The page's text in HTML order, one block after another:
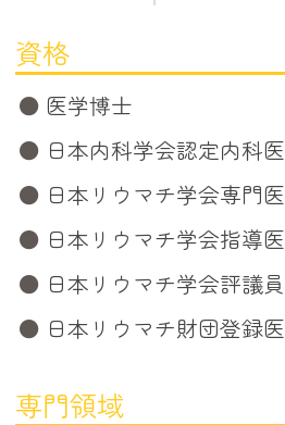
資格
医学博士
日本内科学会認定内科医
日本リウマチ学会専門医
日本リウマチ学会指導医
日本リウマチ学会評議員
日本リウマチ財団登録医
専門領域